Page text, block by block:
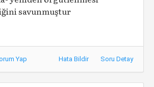
savunmuştur
Yap Hata Bildir Soru Detay